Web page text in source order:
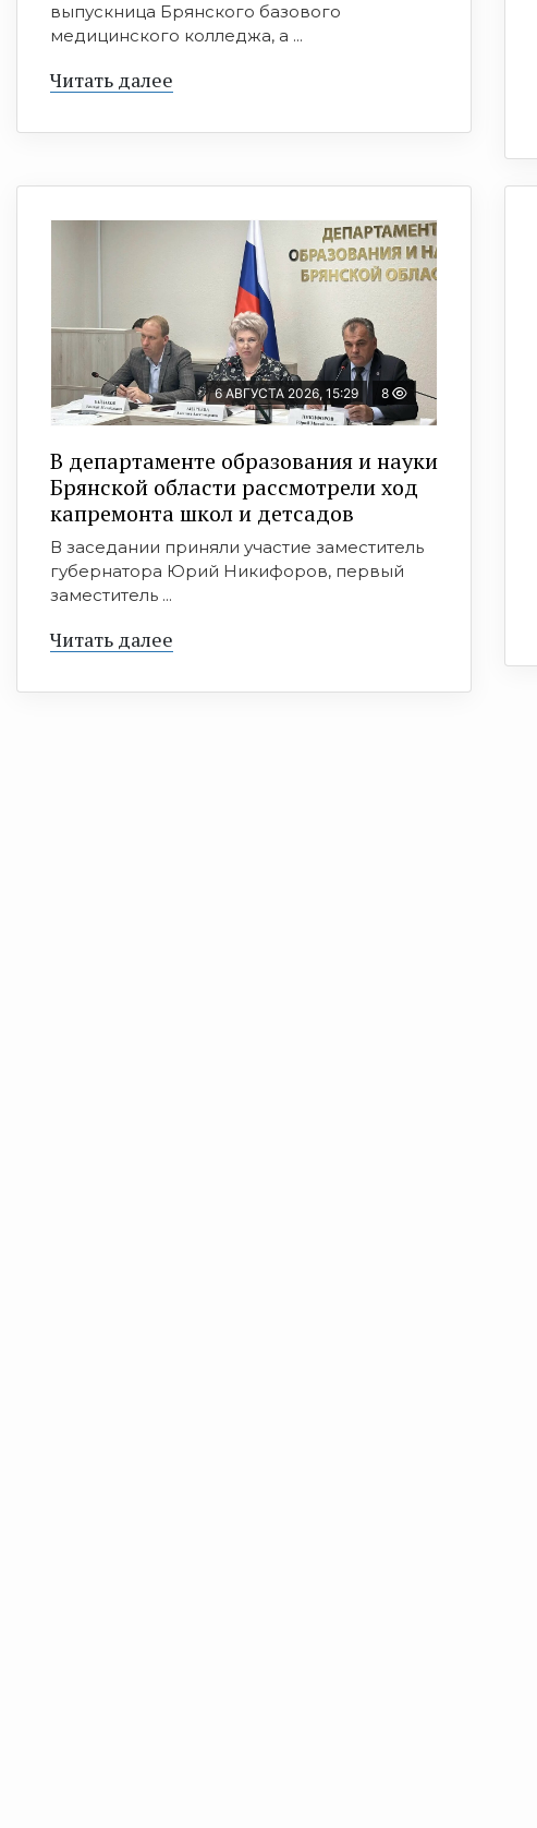
выпускница Брянского базового
медицинского колледжа, а ...
Читать далее
6 АВГУСТА 2026, 15:29 8
В департаменте образования и науки
Брянской области рассмотрели ход
капремонта школ и детсадов
В заседании приняли участие заместитель
губернатора Юрий Никифоров, первый
заместитель ...
Читать далее